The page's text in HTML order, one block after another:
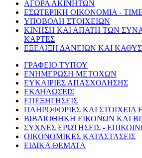
ΑΓΟΡΑ ΑΚΙΝΗΤΩΝ
ΕΣΩΤΕΡΙΚΗ ΟΙΚΟΝΟΜΙΑ -
ΥΠΟΒΟΛΗ ΣΤΟΙΧΕΙΩΝ
ΚΙΝΗΣΗ ΚΑΙ ΑΠΑΤΗ ΤΩΝ
ΚΑΡΤΕΣ
ΕΞΕΛΙΞΗ ΔΑΝΕΙΩΝ ΚΑΙ
ΓΡΑΦΕΙΟ ΤΥΠΟΥ
ΕΝΗΜΕΡΩΣΗ ΜΕΤΟΧΩΝ
ΕΥΚΑΙΡΙΕΣ ΑΠΑΣΧΟΛΗΣΗΣ
ΕΚΔΗΛΩΣΕΙΣ
ΕΠΕΞΗΓΗΣΕΙΣ
ΠΛΗΡΟΦΟΡΙΕΣ ΚΑΙ ΣΤΟΙΧΕΙΑ
ΒΙΒΛΙΟΘΗΚΗ ΕΙΚΟΝΩΝ ΚΑΙ
ΣΥΧΝΕΣ ΕΡΩΤΗΣΕΙΣ -
ΟΙΚΟΝΟΜΙΚΕΣ ΚΑΤΑΣΤΑΣΕΙΣ
ΕΙΔΙΚΑ ΘΕΜΑΤΑ